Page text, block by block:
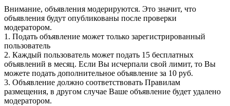
Внимание, объявления модерируются. Это значит, что
объявления будут опубликованы после проверки
модератором.
1. Подать объявление может только зарегистрированный
пользователь
2. Каждый пользователь может подать 15 бесплатных
объявлений в месяц. Если Вы исчерпали свой лимит, то Вы
можете подать дополнительное объявление за 10 руб.
3. Объявление должно соответствовать Правилам
размещения, в другом случае Ваше объявление будет удалено
модератором.